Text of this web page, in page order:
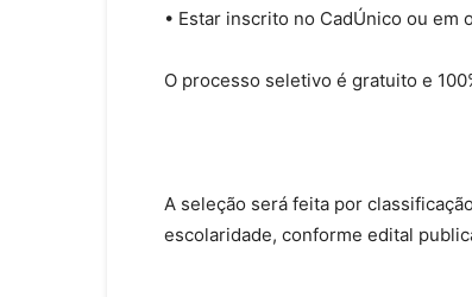
• Estar inscrito no CadÚnico ou em
O processo seletivo é gratuito e
A seleção será feita por
escolaridade, conforme edital